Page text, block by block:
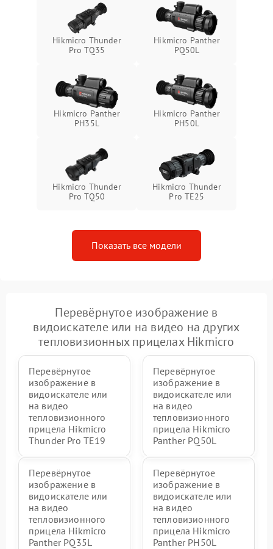
защиты от замыкания
Неисправность системы
защиты от перегрева
1500 ₽ Подробнее →
Поломка системы защиты
от перенапряжения
Подробнее →
Поломка системы защиты
1500 ₽ Подробнее →
Hikmicro Thunder
Pro TQ35
Hikmicro Panther
PQ50L
Hikmicro Panther
PH35L
Hikmicro Panther
PH50L
Hikmicro Thunder
Pro TQ50
Hikmicro Thunder
Pro TE25
Показать все модели
Перевёрнутое изображение в
видоискателе или на видео на других
тепловизионных прицелах Hikmicro
Перевёрнутое
изображение в
видоискателе или
на видео
тепловизионного
прицела Hikmicro
Thunder Pro TE19
Перевёрнутое
изображение в
видоискателе или
на видео
тепловизионного
прицела Hikmicro
Panther PQ50L
Перевёрнутое
изображение в
видоискателе или
на видео
тепловизионного
прицела Hikmicro
Panther PQ35L
Перевёрнутое
изображение в
видоискателе или
на видео
тепловизионного
прицела Hikmicro
Panther PH50L